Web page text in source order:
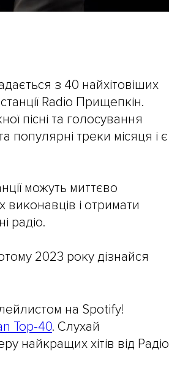
з 40 найхітовіших
Radio Прищепкін.
пісні та голосування
популярні треки місяця і є
можуть миттєво
і отримати
радіо.
2023 року дізнайся
на Spotify!
Top-40. Слухай
найкращих хітів від Радіо